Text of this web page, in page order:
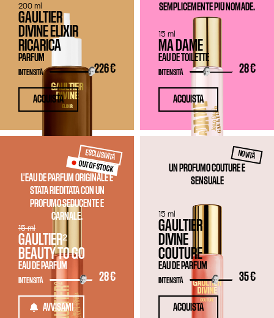
GAULTIER
DIVINE ELIXIR
RICARICA
PARFUM
226 €
INTENSITÀ
200 ml
ACQUISTA
SEMPLICEMENTE PIÙ NOMADE.
MA DAME
EAU DE TOILETTE
28 €
INTENSITÀ
15 ml
ACQUISTA
ESCLUSIVITÀ
OUT OF STOCK
L'EAU DE PARFUM ORIGINALE È
STATA RIEDITATA CON UN
PROFUMO SEDUCENTE E
CARNALE.
GAULTIER²
BEAUTY TO GO
EAU DE PARFUM
28 €
INTENSITÀ
15 ml
AVVISAMI
NOVITÀ
UN PROFUMO COUTURE E
SENSUALE
GAULTIER
DIVINE
COUTURE
EAU DE PARFUM
35 €
INTENSITÀ
15 ml
ACQUISTA